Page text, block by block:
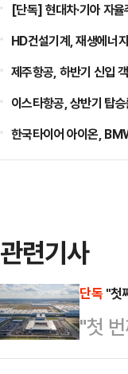
[단독] 현대차·기아 자
HD건설기계, 재생에너
제주항공, 하반기 신입
이스타항공, 상반기 탑
한국타이어 아이온,
관련기사
단독 "첫
"첫
자동